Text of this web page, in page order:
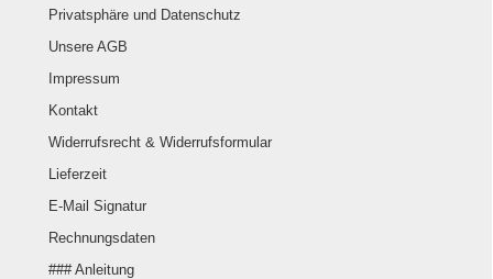
Privatsphäre und Datenschutz
Unsere AGB
Impressum
Kontakt
Widerrufsrecht & Widerrufsformular
Lieferzeit
E-Mail Signatur
Rechnungsdaten
### Anleitung